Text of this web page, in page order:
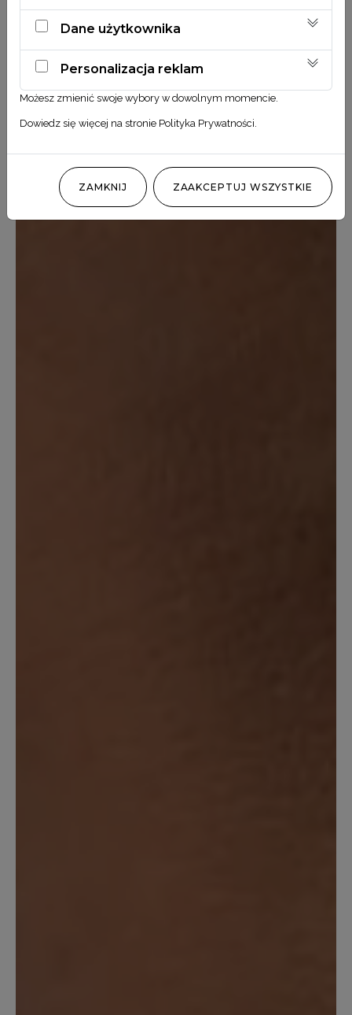
Dane użytkownika
Personalizacja reklam
Możesz zmienić swoje wybory w dowolnym momencie.
Dowiedz się więcej na stronie Polityka Prywatności
ZAMKNIJ ZAAKCEPTUJ WSZYSTKIE